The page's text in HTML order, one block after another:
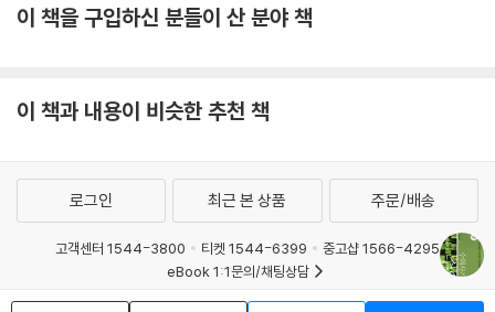
야기가 아름답게 이어지도록 도와주는 사람”(본문 206쪽)이기 때문이다.
‘개 팔고 소 똥구멍에 손 집어넣는 일’
긴 왜 갔대? 그거 개 팔고, 소 똥구멍에 손 집어넣는 일 하는 거 아니야?”
같은 말을 했다고 한다. (중략) 또 대학교 1학년 때 아르바이트를 하던 병원
원장님께서 하신 말씀이 기억에 남는다. “10년 전에는 나를 선생님이라고
부르는 사람이 없었는데, 지금은 나를 아저씨라고 부르는 사람이 없어.” 지
금은 그로부터 다시 10여 년이 지난 만큼 수의사에 대한 인식이 더 많이 변
이 책을 구입하신 분들이 산 분야 책
이 책과 내용이 비슷한 추천 책
로그인 최근 본 상품 주문/배송
고객센터 1544-3800 티켓 1544-6399
중고샵 1566-4295
eBook 1:1문의/채팅상담
예스이십사(주) 사업자 정보